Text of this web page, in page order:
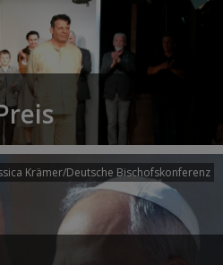
Krämer/Deutsche Bischofskonferenz